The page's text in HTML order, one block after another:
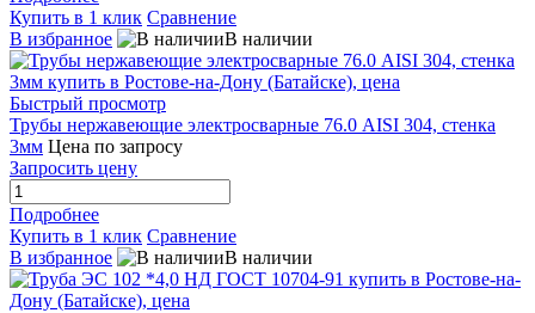
Купить в 1 клик Сравнение
В избранное
В наличии
Быстрый просмотр
Трубы нержавеющие электросварные 76.0 AISI 304, стенка
3мм Цена по запросу
Запросить цену
Подробнее
Купить в 1 клик Сравнение
В избранное
В наличии